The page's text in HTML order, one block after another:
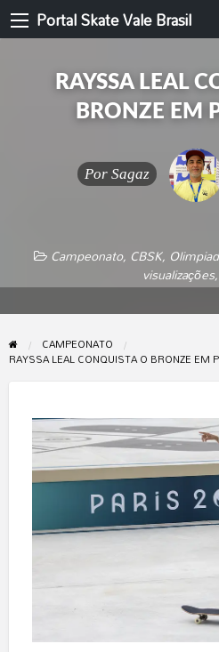
Portal Skate Vale Brasil
RAYSSA LEAL
BRONZE EM
Por Sagaz
Campeonato, CBSK,
CAMPEONATO
RAYSSA LEAL CONQUISTA O BRONZE EM